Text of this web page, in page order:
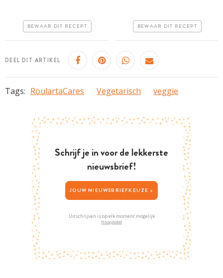
BEWAAR DIT RECEPT Erg makkelijk
BEWAAR DIT RECEPT
DEEL DIT ARTIKEL
Tags: RoulartaCares Vegetarisch veggie
Schrijf je in voor de lekkerste
nieuwsbrief!
JOUW NIEUWSBRIEFKEUZE >
Uitschrijven is op elk moment mogelijk
Privacybeleid